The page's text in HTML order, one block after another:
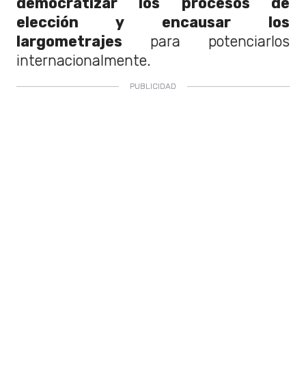
elección y encausar los
largometrajes para potenciarlos
internacionalmente.